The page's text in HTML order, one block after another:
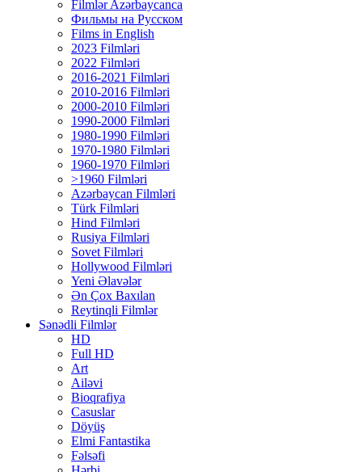
Filmlər Azərbaycanca
Фильмы на Русском
Films in English
2023 Filmləri
2022 Filmləri
2016-2021 Filmləri
2010-2016 Filmləri
2000-2010 Filmləri
1990-2000 Filmləri
1980-1990 Filmləri
1970-1980 Filmləri
1960-1970 Filmləri
>1960 Filmləri
Azərbaycan Filmləri
Türk Filmləri
Hind Filmləri
Rusiya Filmləri
Sovet Filmləri
Hollywood Filmləri
Yeni Əlavələr
Ən Çox Baxılan
Reytinqli Filmlər
Sənədli Filmlər
HD
Full HD
Art
Ailəvi
Bioqrafiya
Casuslar
Döyüş
Elmi Fantastika
Fəlsəfi